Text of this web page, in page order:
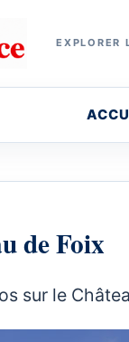
EXPLORER
de Foix
sur le